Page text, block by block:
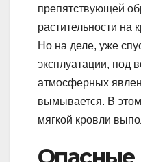
препятствующей
растительности на
Но на деле, уже
эксплуатации, под
атмосферных
вымывается. В
мягкой кровли
Опасные